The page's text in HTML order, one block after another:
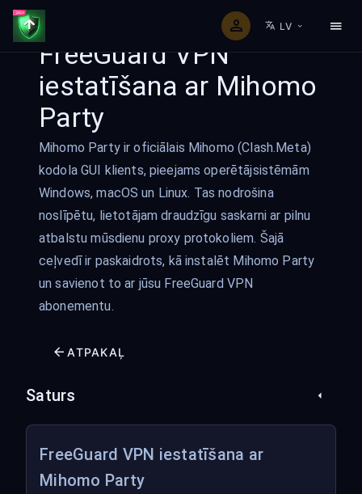
LV
FreeGuard VPN
iestatīšana ar Mihomo
Party
Mihomo Party ir oficiālais Mihomo (Clash.Meta)
kodola GUI klients, pieejams operētājsistēmām
Windows, macOS un Linux. Tas nodrošina
noslīpētu, lietotājam draudzīgu saskarni ar pilnu
atbalstu mūsdienu proxy protokoliem. Šajā
ceļvedī ir paskaidrots, kā instalēt Mihomo Party
un savienot to ar jūsu FreeGuard VPN
abonementu.
ATPAKAĻ
Saturs
FreeGuard VPN iestatīšana ar
Mihomo Party